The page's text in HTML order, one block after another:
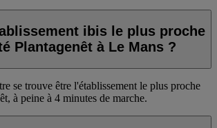
ibis le plus proche
Plantagenêt à Le Mans ?
se trouve être l'établissement le plus proche
à peine à 4 minutes de marche.